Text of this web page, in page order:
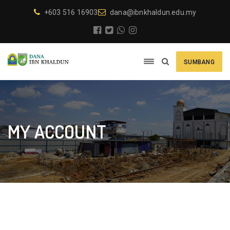
+603 516 16903 dana@ibnkhaldun.edu.my
SUMBANG
MY ACCOUNT